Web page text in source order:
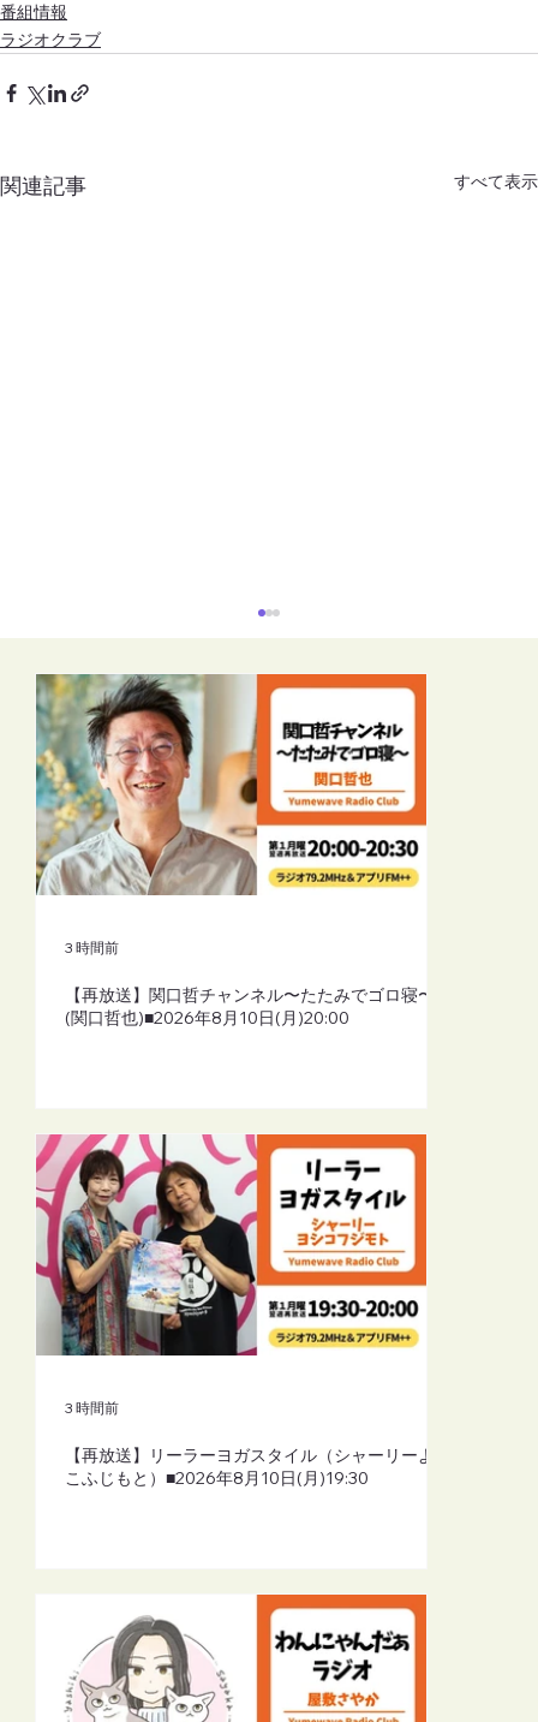
番組情報
ラジオクラブ
関連記事 すべて表示
【再放送】リーラーヨガスタイル（シャ
(月)19:30
【再放送】関口哲チャンネル〜たたみでゴロ寝〜
(関口哲也)■2026年8月10日(月)20:00
3 時間前
【再放送】リーラーヨガスタイル（シャーリーよし
こふじもと）■2026年8月10日(月)19:30
3 時間前